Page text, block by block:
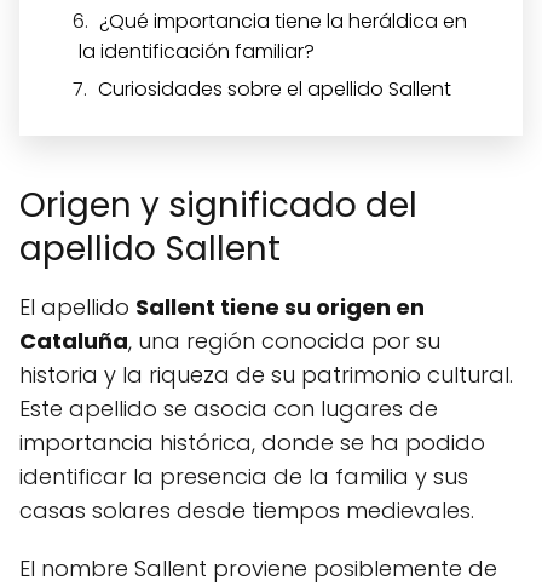
¿Qué importancia tiene la heráldica en
la identificación familiar?
Curiosidades sobre el apellido Sallent
Origen y significado del
apellido Sallent
El apellido Sallent tiene su origen en
Cataluña, una región conocida por su
historia y la riqueza de su patrimonio cultural.
Este apellido se asocia con lugares de
importancia histórica, donde se ha podido
identificar la presencia de la familia y sus
casas solares desde tiempos medievales.
El nombre Sallent proviene posiblemente de